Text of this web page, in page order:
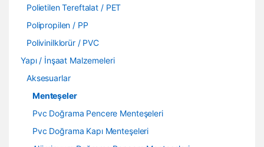
Polietilen Tereftalat / PET
Polipropilen / PP
Polivinilklorür / PVC
Yapı / İnşaat Malzemeleri
Aksesuarlar
Menteşeler
Pvc Doğrama Pencere Menteşeleri
Pvc Doğrama Kapı Menteşeleri